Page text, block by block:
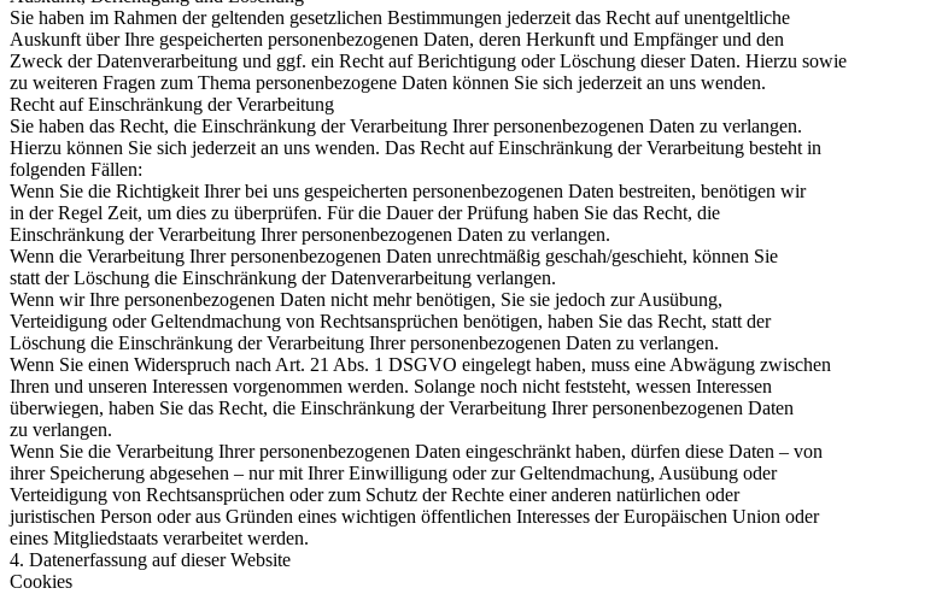
Sie haben im Rahmen der geltenden gesetzlichen Bestimmungen jederzeit das Recht auf unentgeltliche
Auskunft über Ihre gespeicherten personenbezogenen Daten, deren Herkunft und Empfänger und den
Zweck der Datenverarbeitung und ggf. ein Recht auf Berichtigung oder Löschung dieser Daten. Hierzu sowie
zu weiteren Fragen zum Thema personenbezogene Daten können Sie sich jederzeit an uns wenden.
Recht auf Einschränkung der Verarbeitung
Sie haben das Recht, die Einschränkung der Verarbeitung Ihrer personenbezogenen Daten zu verlangen.
Hierzu können Sie sich jederzeit an uns wenden. Das Recht auf Einschränkung der Verarbeitung besteht in
folgenden Fällen:
Wenn Sie die Richtigkeit Ihrer bei uns gespeicherten personenbezogenen Daten bestreiten, benötigen wir
in der Regel Zeit, um dies zu überprüfen. Für die Dauer der Prüfung haben Sie das Recht, die
Einschränkung der Verarbeitung Ihrer personenbezogenen Daten zu verlangen.
Wenn die Verarbeitung Ihrer personenbezogenen Daten unrechtmäßig geschah/geschieht, können Sie
statt der Löschung die Einschränkung der Datenverarbeitung verlangen.
Wenn wir Ihre personenbezogenen Daten nicht mehr benötigen, Sie sie jedoch zur Ausübung,
Verteidigung oder Geltendmachung von Rechtsansprüchen benötigen, haben Sie das Recht, statt der
Löschung die Einschränkung der Verarbeitung Ihrer personenbezogenen Daten zu verlangen.
Wenn Sie einen Widerspruch nach Art. 21 Abs. 1 DSGVO eingelegt haben, muss eine Abwägung zwischen
Ihren und unseren Interessen vorgenommen werden. Solange noch nicht feststeht, wessen Interessen
überwiegen, haben Sie das Recht, die Einschränkung der Verarbeitung Ihrer personenbezogenen Daten
zu verlangen.
Wenn Sie die Verarbeitung Ihrer personenbezogenen Daten eingeschränkt haben, dürfen diese Daten – von
ihrer Speicherung abgesehen – nur mit Ihrer Einwilligung oder zur Geltendmachung, Ausübung oder
Verteidigung von Rechtsansprüchen oder zum Schutz der Rechte einer anderen natürlichen oder
juristischen Person oder aus Gründen eines wichtigen öffentlichen Interesses der Europäischen Union oder
eines Mitgliedstaats verarbeitet werden.
4. Datenerfassung auf dieser Website
Cookies